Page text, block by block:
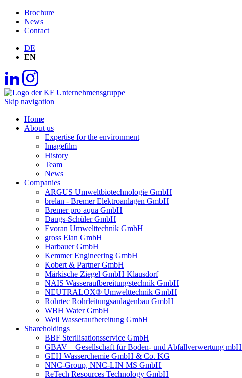
Brochure
News
Contact
DE
EN
Skip navigation
Home
About us
Expertise for the environment
Imagefilm
History
Team
News
Companies
ARGUS Umweltbiotechnologie GmbH
brelan - Bremer Elektroanlagen GmbH
Bremer pro aqua GmbH
Daugs-Schüler GmbH
Evoran Umwelt­technik GmbH
gross Elan GmbH
Harbauer GmbH
Kemmer Engineering GmbH
Kobert & Partner GmbH
Märkische Ziegel GmbH Klausdorf
NAIS Wasseraufbereitungstechnik GmbH
NEUTRALOX® Umwelttechnik GmbH
Rohrtec Rohrleitungsanlagenbau GmbH
WBH Water GmbH
Weil Wasseraufbereitung GmbH
Shareholdings
BBF Sterilisationsservice GmbH
GBAV – Gesellschaft für Boden- und Abfallverwertung mbH
GEH Wasserchemie GmbH & Co. KG
NNC-Group, NNC-LIN MS GmbH
ReTech Resources Technology GmbH